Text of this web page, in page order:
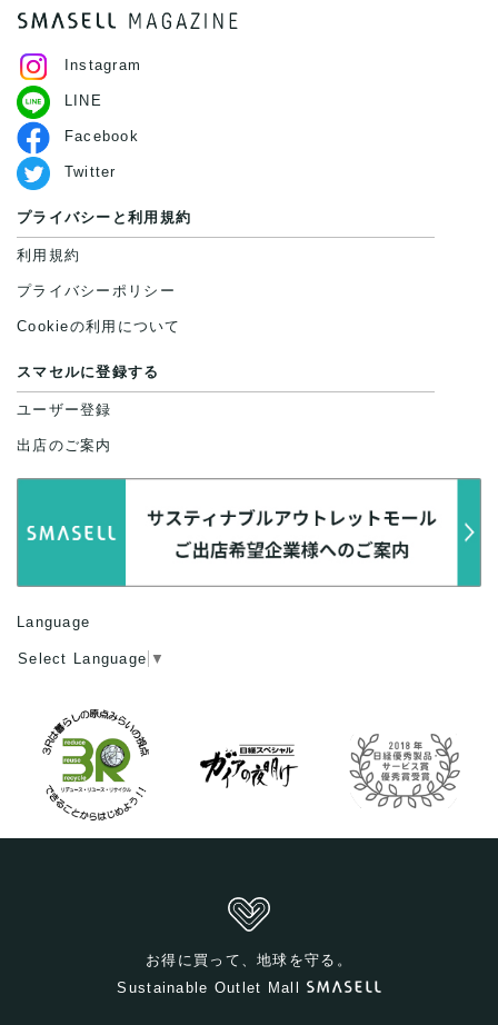
Instagram
LINE
Facebook
Twitter
プライバシーと利用規約
利用規約
プライバシーポリシー
Cookieの利用について
スマセルに登録する
ユーザー登録
出店のご案内
Language
Select Language ▼
お得に買って、地球を守る。
Sustainable Outlet Mall